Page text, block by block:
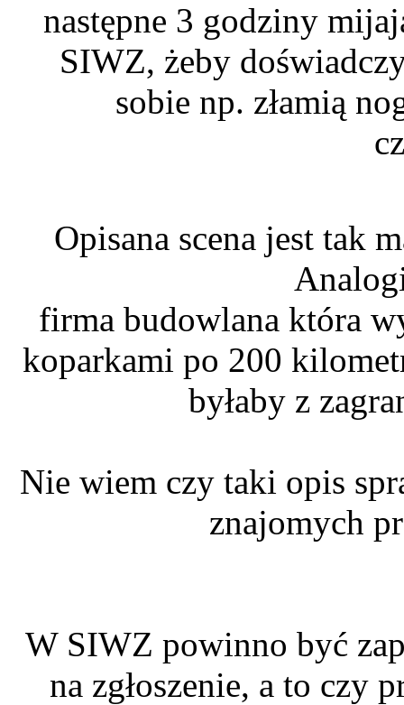
następne 3 godziny
SIWZ, żeby
sobie np. złamią
Opisana scena jest tak
firma budowlana która
koparkami po 200
byłaby z
Nie wiem czy taki opis
znajomych
W SIWZ powinno być
na zgłoszenie, a to czy